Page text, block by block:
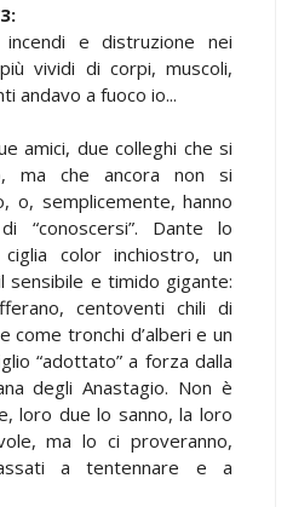
e distruzione nei
vividi di corpi, muscoli,
andavo a fuoco io...
amici, due colleghi che si
ma che ancora non si
o, semplicemente, hanno
“conoscersi”. Dante lo
color inchiostro, un
sensibile e timido gigante:
centoventi chili di
come tronchi d’alberi e un
“adottato” a forza dalla
degli Anastagio. Non è
loro due lo sanno, la loro
ma lo ci proveranno,
a tentennare e a